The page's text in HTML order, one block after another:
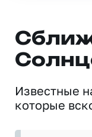
Известные
которые